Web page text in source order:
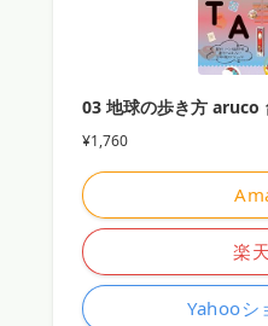
03 地球の歩き方 aruco
¥1,760
楽
Yahooシ